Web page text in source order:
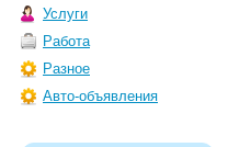
Услуги
Работа
Разное
Авто-объявления